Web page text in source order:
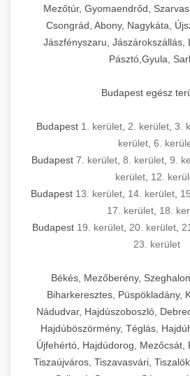
Mezőtúr, Gyomaendrőd,
Csongrád, Abony, Nagykáta,
Jászfényszaru, Jászárokszállás,
Pásztó,Gyula,
Budapest egész
Budapest 1. kerület 2. kerület 3.
kerület 6.
Budapest 7. kerület, 8. kerület, 9.
kerület 12.
Budapest 13. kerület 14. kerület
17. kerület 18.
Budapest 19. kerület 20. kerület
23. kerület
Békés, Mezőberény,
Biharkeresztes, Püspökladány,
Nádudvar, Hajdúszoboszló,
Hajdúböszörmény, Téglás,
Újfehértó, Hajdúdorog, Mezőcsát,
Tiszaújváros, Tiszavasvári,